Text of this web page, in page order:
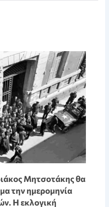
Μητσοτάκης θα
την ημερομηνία
Η εκλογική